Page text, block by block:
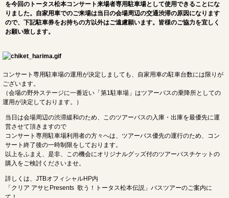
を今回のトータス松本コンサート来場者専用駐車場として使用できることにな
りました。自家用車でのご来場は当日の会場周辺の交通渋滞の原因になります
ので、下記駐車券をお持ちの方以外はご遠慮願います。皆様のご協力を宜しく
お願い致します。
コンサート専用駐車場の運用が決定しましても、自家用車の駐車台数には限りが
ございます。
（会場の野外ステージに一番近い「第1駐車場」はツアーバスの乗降所としての
運用が決定しております。）
当日は会場周辺の渋滞緩和のため、このツアーバスの入庫・出庫を最優先に運
営させて頂きますので
コンサート専用駐車場利用者の方々へは、ツアーバス優先の運行のため、コン
サート終了後の一時制限をしております。
以上をふまえ、是非、この機会にオリジナルグッズ付のツアーバスチケットの
購入をご検討くださいませ。
詳しくは、JTBオフィシャルHP内
「クリア アサヒPresents 歌う！トータス松本伝説」バスツアーのご案内に